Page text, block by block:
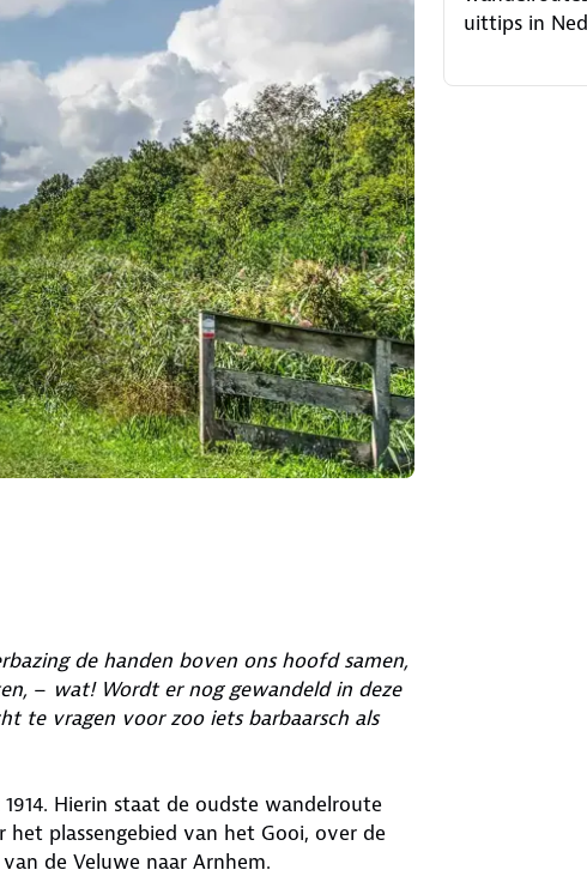
de handen boven ons hoofd samen,
– wat! Wordt er nog gewandeld in deze
te vragen voor zoo iets barbaarsch als
Hierin staat de oudste wandelroute
plassengebied van het Gooi, over de
de Veluwe naar Arnhem.
uittips in